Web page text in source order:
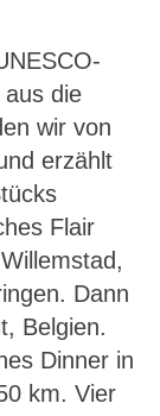
die
wir von
erzählt
Flair
Dann
Belgien.
Dinner in
km. Vier